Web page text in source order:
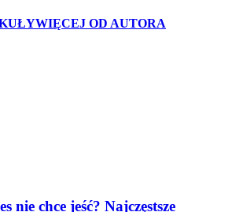
WIĘCEJ OD AUTORA
nie chce jeść? Najczęstsze